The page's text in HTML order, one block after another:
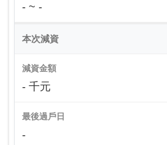
- ~ -
本次減資
減資金額
- 千元
最後過戶日
-